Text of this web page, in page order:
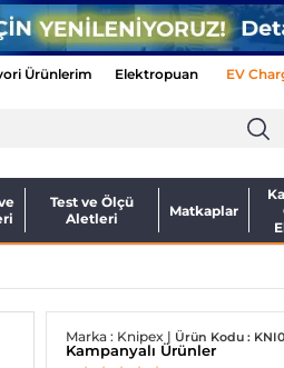
Ürünlerim Elektropuan EV
Test ve Ölçü
Aletleri
Matkaplar
Marka : Knipex | Ürün Kodu :
Kampanyalı Ürünler